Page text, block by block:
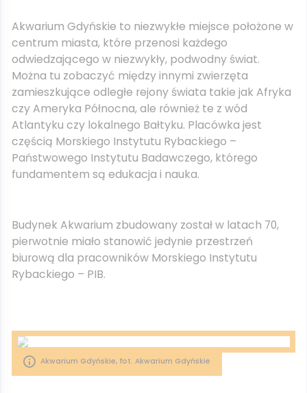
Akwarium Gdyńskie to niezwykłe miejsce położone w
centrum miasta, które przenosi każdego
odwiedzającego w niezwykły, podwodny świat.
Można tu zobaczyć między innymi zwierzęta
zamieszkujące odległe rejony świata takie jak Afryka
czy Ameryka Północna, ale również te z wód
Atlantyku czy lokalnego Bałtyku. Placówka jest
częścią Morskiego Instytutu Rybackiego –
Państwowego Instytutu Badawczego, którego
fundamentem są edukacja i nauka.
Budynek Akwarium zbudowany został w latach 70,
pierwotnie miało stanowić jedynie przestrzeń
biurową dla pracowników Morskiego Instytutu
Rybackiego – PIB.
Akwarium Gdyńskie, fot. Akwarium Gdyńskie